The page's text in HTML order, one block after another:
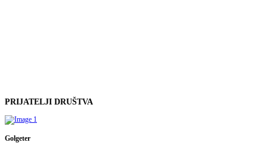
PRIJATELJI DRUŠTVA
Golgeter